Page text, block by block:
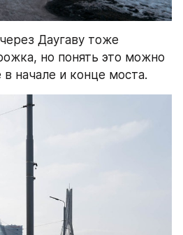
Даугаву тоже
но понять это можно
начале и конце моста.